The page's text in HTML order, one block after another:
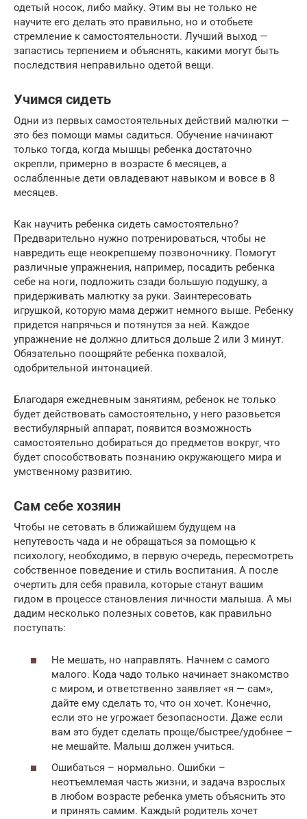
одетый носок, либо майку. Этим вы не только не
научите его делать это правильно, но и отобьете
стремление к самостоятельности. Лучший выход —
запастись терпением и объяснять, какими могут быть
последствия неправильно одетой вещи.
Учимся сидеть
Одни из первых самостоятельных действий малютки —
это без помощи мамы садиться. Обучение начинают
только тогда, когда мышцы ребенка достаточно
окрепли, примерно в возрасте 6 месяцев, а
ослабленные дети овладевают навыком и вовсе в 8
месяцев.
Как научить ребенка сидеть самостоятельно?
Предварительно нужно потренироваться, чтобы не
навредить еще неокрепшему позвоночнику. Помогут
различные упражнения, например, посадить ребенка
себе на ноги, подложить сзади большую подушку, а
придерживать малютку за руки. Заинтересовать
игрушкой, которую мама держит немного выше. Ребенку
придется напрячься и потянутся за ней. Каждое
упражнение не должно длиться дольше 2 или 3 минут.
Обязательно поощряйте ребенка похвалой,
одобрительной интонацией.
Благодаря ежедневным занятиям, ребенок не только
будет действовать самостоятельно, у него разовьется
вестибулярный аппарат, появится возможность
самостоятельно добираться до предметов вокруг, что
будет способствовать познанию окружающего мира и
умственному развитию.
Сам себе хозяин
Чтобы не сетовать в ближайшем будущем на
непутевость чада и не обращаться за помощью к
психологу, необходимо, в первую очередь, пересмотреть
собственное поведение и стиль воспитания. А после
очертить для себя правила, которые станут вашим
гидом в процессе становления личности малыша. А мы
дадим несколько полезных советов, как правильно
поступать:
Не мешать, но направлять. Начнем с самого
малого. Кода чадо только начинает знакомство
с миром, и ответственно заявляет «я — сам»,
дайте ему сделать то, что он хочет. Конечно,
если это не угрожает безопасности. Даже если
вам это будет сделать проще/быстрее/удобнее –
не мешайте. Малыш должен учиться.
Ошибаться – нормально. Ошибки –
неотъемлемая часть жизни, и задача взрослых
в любом возрасте ребенка уметь объяснить это
и принять самим. Каждый родитель хочет